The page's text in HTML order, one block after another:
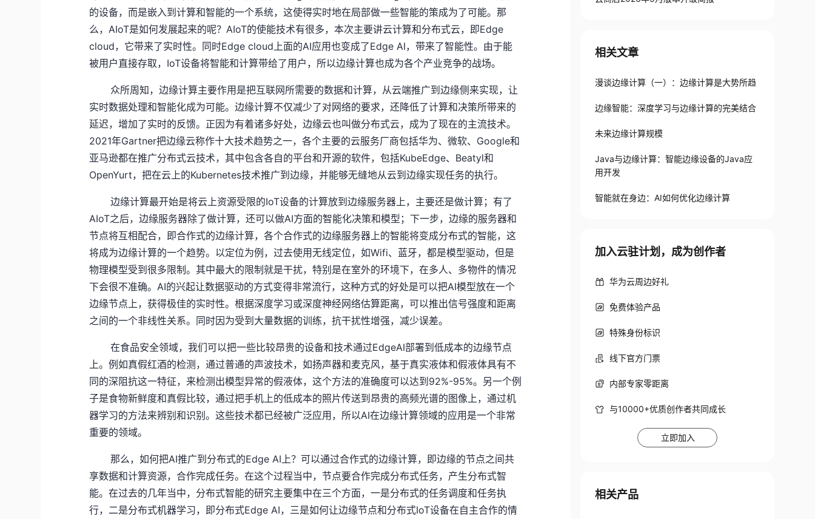
的设备，而是嵌入到计算和智能的一个系统，这使得实时地在局部做一些智能的策成为了可能。那
么，AIoT是如何发展起来的呢？AIoT的使能技术有很多，本次主要讲云计算和分布式云，即Edge
cloud，它带来了实时性。同时Edge cloud上面的AI应用也变成了Edge AI，带来了智能性。由于能
被用户直接存取，IoT设备将智能和计算带给了用户，所以边缘计算也成为各个产业竞争的战场。
众所周知，边缘计算主要作用是把互联网所需要的数据和计算，从云端推广到边缘侧来实现，让
实时数据处理和智能化成为可能。边缘计算不仅减少了对网络的要求，还降低了计算和决策所带来的
延迟，增加了实时的反馈。正因为有着诸多好处，边缘云也叫做分布式云，成为了现在的主流技术。
2021年Gartner把边缘云称作十大技术趋势之一，各个主要的云服务厂商包括华为、微软、Google和
亚马逊都在推广分布式云技术，其中包含各自的平台和开源的软件，包括KubeEdge、Beatyl和
OpenYurt，把在云上的Kubernetes技术推广到边缘，并能够无缝地从云到边缘实现任务的执行。
边缘计算最开始是将云上资源受限的IoT设备的计算放到边缘服务器上，主要还是做计算；有了
AIoT之后，边缘服务器除了做计算，还可以做AI方面的智能化决策和模型；下一步，边缘的服务器和
节点将互相配合，即合作式的边缘计算，各个合作式的边缘服务器上的智能将变成分布式的智能，这
将成为边缘计算的一个趋势。以定位为例，过去使用无线定位，如Wifi、蓝牙，都是模型驱动，但是
物理模型受到很多限制。其中最大的限制就是干扰，特别是在室外的环境下，在多人、多物件的情况
下会很不准确。AI的兴起让数据驱动的方式变得非常流行，这种方式的好处是可以把AI模型放在一个
边缘节点上，获得极佳的实时性。根据深度学习或深度神经网络估算距离，可以推出信号强度和距离
之间的一个非线性关系。同时因为受到大量数据的训练，抗干扰性增强，减少误差。
在食品安全领域，我们可以把一些比较昂贵的设备和技术通过EdgeAI部署到低成本的边缘节点
上。例如真假红酒的检测，通过普通的声波技术，如扬声器和麦克风，基于真实液体和假液体具有不
同的深阻抗这一特征，来检测出模型异常的假液体，这个方法的准确度可以达到92%-95%。另一个例
子是食物新鲜度和真假比较，通过把手机上的低成本的照片传送到昂贵的高频光谱的图像上，通过机
器学习的方法来辨别和识别。这些技术都已经被广泛应用，所以AI在边缘计算领域的应用是一个非常
重要的领域。
那么，如何把AI推广到分布式的Edge AI上？可以通过合作式的边缘计算，即边缘的节点之间共
享数据和计算资源，合作完成任务。在这个过程当中，节点要合作完成分布式任务，产生分布式智
能。在过去的几年当中，分布式智能的研究主要集中在三个方面，一是分布式的任务调度和任务执
行，二是分布式机器学习，即分布式Edge AI，三是如何让边缘节点和分布式IoT设备在自主合作的情
相关文章
漫谈边缘计算（一）：边缘计算是大势所趋
边缘智能：深度学习与边缘计算的完美结合
未来边缘计算规模
Java与边缘计算：智能边缘设备的Java应
用开发
智能就在身边：AI如何优化边缘计算
加入云驻计划，成为创作者
华为云周边好礼
免费体验产品
特殊身份标识
线下官方门票
内部专家零距离
与10000+优质创作者共同成长
立即加入
相关产品